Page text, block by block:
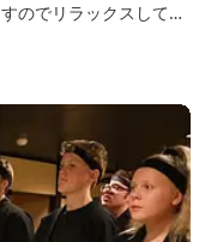
のでリラックスして食
卓、外のテラス席など
カフェです。 森の
できます。